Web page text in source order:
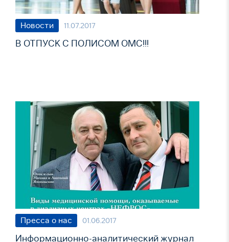
Новости 11.07.2017
В ОТПУСК С ПОЛИСОМ ОМС!!!
Пресса о нас 01.06.2017
Информационно-аналитический журнал